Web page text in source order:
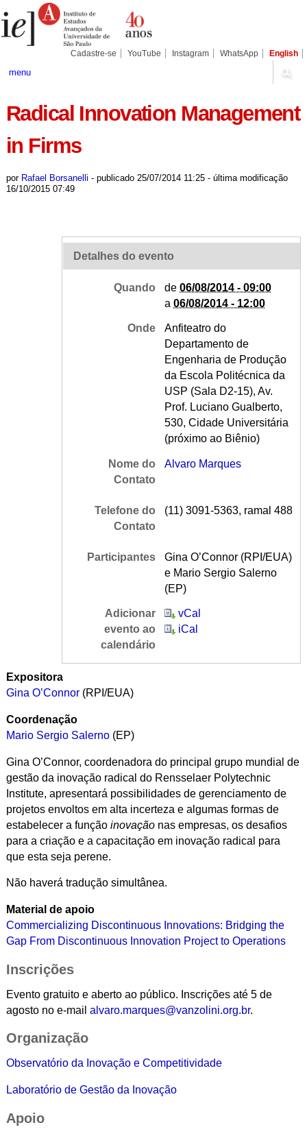
para
conteúdo.
Pessoais
Cadastre-se YouTube Instagram WhatsApp English
menu
Radical Innovation Management
in Firms
por Rafael Borsanelli - publicado25/07/2014 11:25 - última modificação
16/10/2015 07:49
Detalhes do evento
Quando de06/08/2014 - 09:00
a06/08/2014 - 12:00
Onde
Anfiteatro do
Departamento de
Engenharia de Produção
da Escola Politécnica da
USP (Sala D2-15), Av.
Prof. Luciano Gualberto,
530, Cidade Universitária
(próximo ao Biênio)
Nome do
Contato
Alvaro Marques
Telefone do
Contato
(11) 3091-5363, ramal 488
Participantes
Gina O’Connor (RPI/EUA)
e Mario Sergio Salerno
(EP)
Adicionar
evento ao
calendário
vCal
iCal
Expositora
Gina O’Connor(RPI/EUA)
Coordenação
Mario Sergio Salerno(EP)
Gina O’Connor, coordenadora do principal grupo mundial de
gestão da inovação radical do Rensselaer Polytechnic
Institute, apresentará possibilidades de gerenciamento de
projetos envoltos em alta incerteza e algumasformas de
estabelecer a função inovaçãonas empresas, os desafios
para a criação e a capacitação em inovação radical para
que esta seja perene.
Não haverá tradução simultânea.
Material de apoio
Commercializing Discontinuous Innovations: Bridging the
Gap From Discontinuous Innovation Project to Operations
Inscrições
Evento gratuito e aberto ao público. Inscrições até 5 de
agosto no e-mail alvaro.marques@vanzolini.org.br.
Organização
Observatório da Inovação e Competitividade
Laboratório de Gestão da Inovação
Apoio